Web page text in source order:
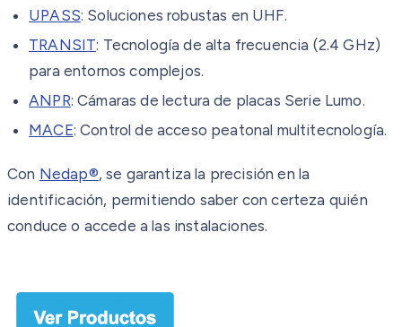
UPASS: Soluciones robustas en UHF.
TRANSIT: Tecnología de alta frecuencia (2.4 GHz)
para entornos complejos.
ANPR: Cámaras de lectura de placas Serie Lumo.
MACE: Control de acceso peatonal multitecnología.
Con Nedap®, se garantiza la precisión en la
identificación, permitiendo saber con certeza quién
conduce o accede a las instalaciones.